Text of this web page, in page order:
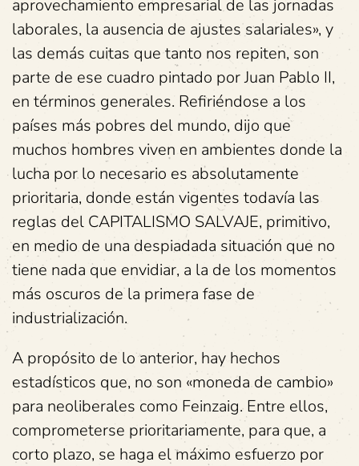
aprovechamiento empresarial de las jornadas
laborales, la ausencia de ajustes salariales», y
las demás cuitas que tanto nos repiten, son
parte de ese cuadro pintado por Juan Pablo II,
en términos generales. Refiriéndose a los
países más pobres del mundo, dijo que
muchos hombres viven en ambientes donde la
lucha por lo necesario es absolutamente
prioritaria, donde están vigentes todavía las
reglas del CAPITALISMO SALVAJE, primitivo,
en medio de una despiadada situación que no
tiene nada que envidiar, a la de los momentos
más oscuros de la primera fase de
industrialización.
A propósito de lo anterior, hay hechos
estadísticos que, no son «moneda de cambio»
para neoliberales como Feinzaig. Entre ellos,
comprometerse prioritariamente, para que, a
corto plazo, se haga el máximo esfuerzo por